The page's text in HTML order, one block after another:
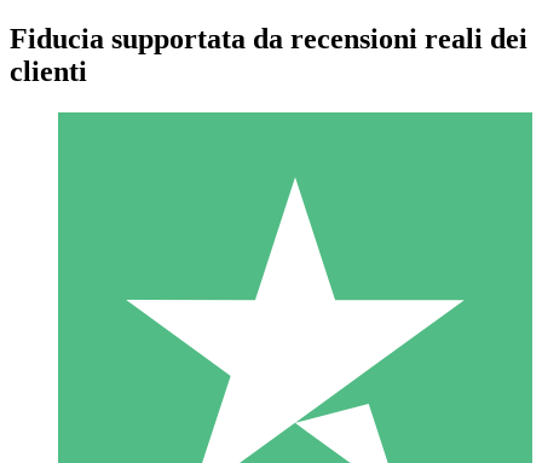
Pacchetti di Crediti Individuali
Paga a consumo con crediti di download. Nessun impegno
1 Download
10
Fiducia supportata da recensioni reali dei
clienti